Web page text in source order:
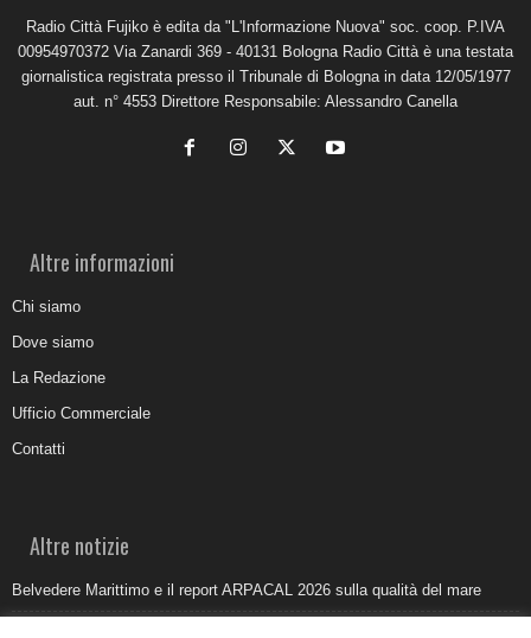
Radio Città Fujiko è edita da "L'Informazione Nuova" soc. coop. P.IVA
00954970372 Via Zanardi 369 - 40131 Bologna Radio Città è una testata
giornalistica registrata presso il Tribunale di Bologna in data 12/05/1977
aut. n° 4553 Direttore Responsabile: Alessandro Canella
Altre informazioni
Chi siamo
Dove siamo
La Redazione
Ufficio Commerciale
Contatti
Altre notizie
Belvedere Marittimo e il report ARPACAL 2026 sulla qualità del mare